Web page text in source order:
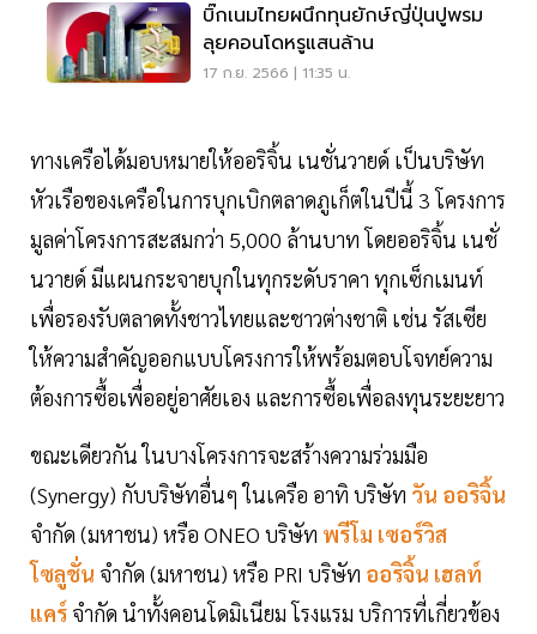
บิ๊กเนมไทยผนึกทุนยักษ์ญี่ปุ่นปูพรม
ลุยคอนโดหรูแสนล้าน
17 ก.ย. 2566 | 11:35 น.
ทางเครือได้มอบหมายให้ออริจิ้น เนชั่นวายด์ เป็นบริษัท
หัวเรือของเครือในการบุกเบิกตลาดภูเก็ตในปีนี้ 3 โครงการ
มูลค่าโครงการสะสมกว่า 5,000 ล้านบาท โดยออริจิ้น เนชั่
นวายด์ มีแผนกระจายบุกในทุกระดับราคา ทุกเซ็กเมนท์
เพื่อรองรับตลาดทั้งชาวไทยและชาวต่างชาติ เช่น รัสเซีย
ให้ความสำคัญออกแบบโครงการให้พร้อมตอบโจทย์ความ
ต้องการซื้อเพื่ออยู่อาศัยเอง และการซื้อเพื่อลงทุนระยะยาว
ขณะเดียวกัน ในบางโครงการจะสร้างความร่วมมือ
(Synergy) กับบริษัทอื่นๆ ในเครือ อาทิ บริษัท วัน ออริจิ้น
จำกัด (มหาชน) หรือ ONEO บริษัท พรีโม เซอร์วิส
โซลูชั่น จำกัด (มหาชน) หรือ PRI บริษัท ออริจิ้น เฮลท์
แคร์ จำกัด นำทั้งคอนโดมิเนียม โรงแรม บริการที่เกี่ยวข้อง